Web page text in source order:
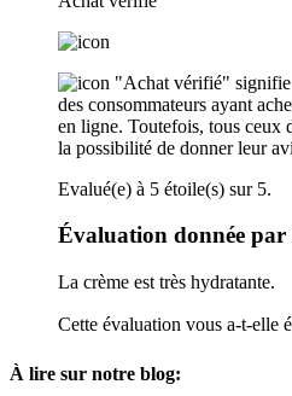
"Achat vérifié" signifie
des consommateurs ayant
en ligne. Toutefois, tous ceux
la possibilité de donner leur
Evalué(e) à 5 étoile(s) sur 5.
Évaluation donnée par
La crème est très hydratante.
Cette évaluation vous a-t-elle
À lire sur notre blog: